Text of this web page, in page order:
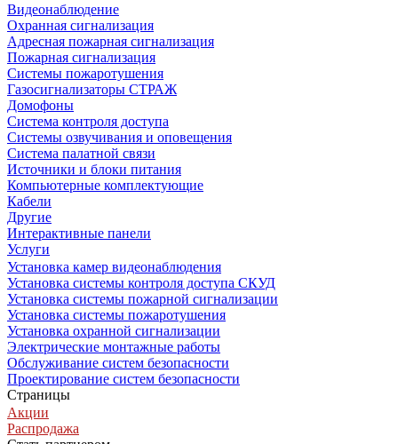
Видеонаблюдение
Охранная сигнализация
Адресная пожарная сигнализация
Пожарная сигнализация
Системы пожаротушения
Газосигнализаторы СТРАЖ
Домофоны
Система контроля доступа
Системы озвучивания и оповещения
Система палатной связи
Источники и блоки питания
Компьютерные комплектующие
Кабели
Другие
Интерактивные панели
Услуги
Установка камер видеонаблюдения
Установка системы контроля доступа СКУД
Установка системы пожарной сигнализации
Установка системы пожаротушения
Установка охранной сигнализации
Электрические монтажные работы
Обслуживание систем безопасности
Проектирование систем безопасности
Страницы
Акции
Распродажа